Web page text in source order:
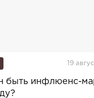
19
быть инфлюенс-